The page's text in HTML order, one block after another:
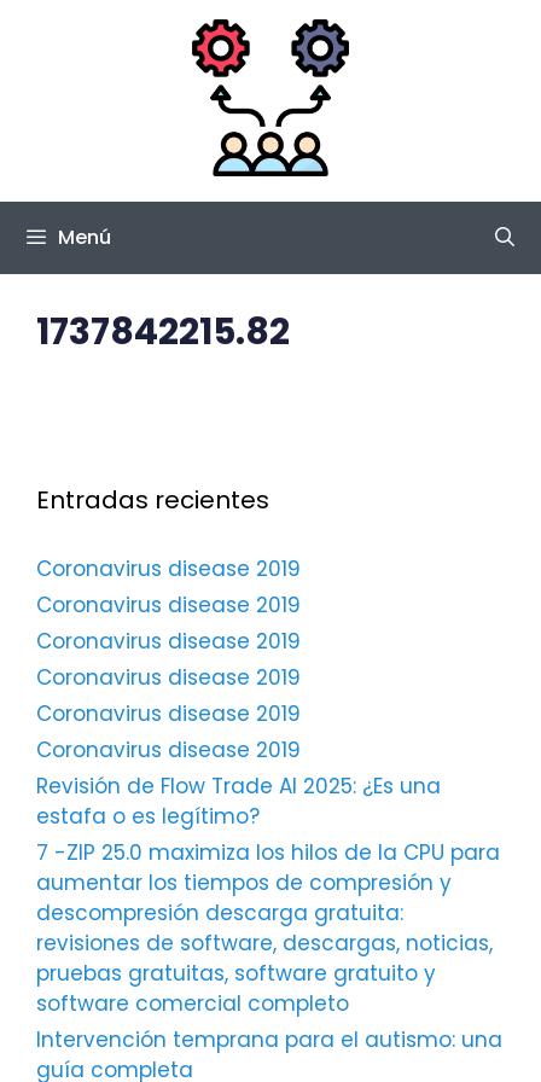
Menú
1737842215.82
Entradas recientes
Coronavirus disease 2019
Coronavirus disease 2019
Coronavirus disease 2019
Coronavirus disease 2019
Coronavirus disease 2019
Coronavirus disease 2019
Revisión de Flow Trade AI 2025: ¿Es una
estafa o es legítimo?
7 -ZIP 25.0 maximiza los hilos de la CPU para
aumentar los tiempos de compresión y
descompresión descarga gratuita:
revisiones de software, descargas, noticias,
pruebas gratuitas, software gratuito y
software comercial completo
Intervención temprana para el autismo: una
guía completa